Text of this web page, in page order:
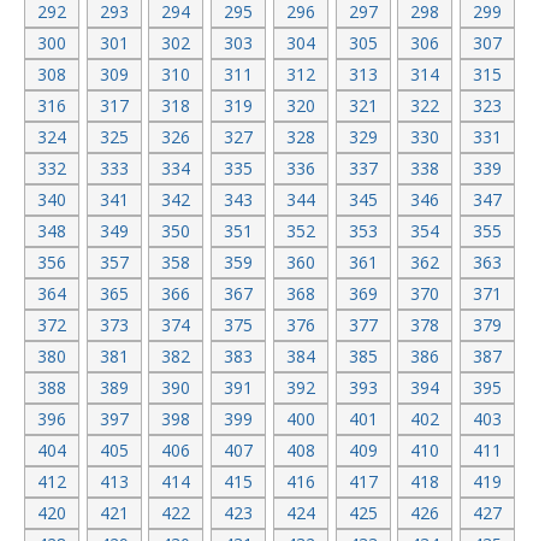
292
293 294 295 296 297 298
299
300
301 302 303 304 305 306
307
308
309 310 311 312 313 314
315
316
317 318 319 320 321 322
323
324
325 326 327 328 329 330
331
332
333 334 335 336 337 338
339
340
341 342 343 344 345 346
347
348
349 350 351 352 353 354
355
356
357 358 359 360 361 362
363
364
365 366 367 368 369 370
371
372
373 374 375 376 377 378
379
380
381 382 383 384 385 386
387
388
389 390 391 392 393 394
395
396
397 398 399 400 401 402
403
404
405 406 407 408 409 410
411
412
413 414 415 416 417 418
419
420
421 422 423 424 425 426
427